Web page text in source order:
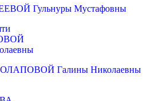
Гульнуры Мустафовны
Галины Николаевны